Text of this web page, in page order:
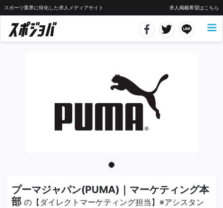
スポーツ業界に特化した求人メディアサイト 求人掲載希望はこちら
プーマジャパン(PUMA)｜マーケティング本
部 の【ダイレクトマーケティング担当】※アシスタン